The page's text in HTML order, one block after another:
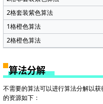
2格套装紫色算法
1格橙色算法
2格橙色算法
算法分解
不需要的算法可以进行算法分解以
的资源如下：